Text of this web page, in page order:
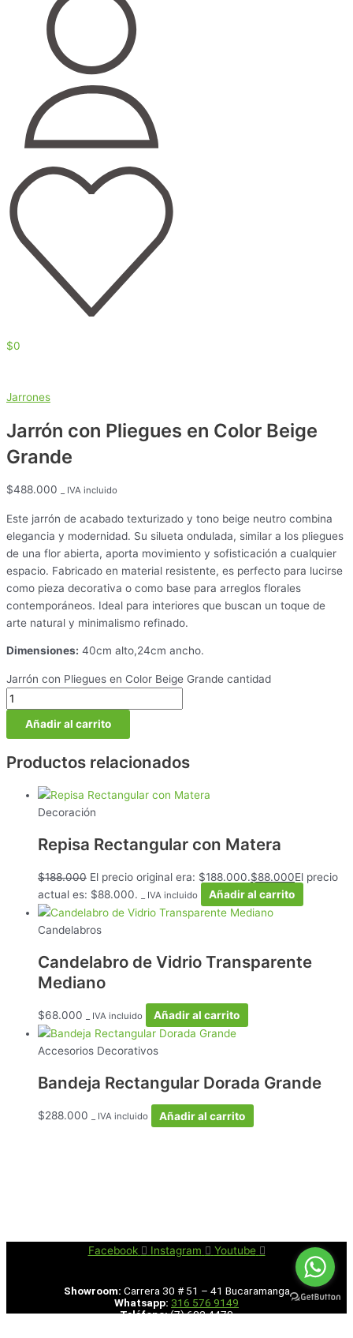
$0
Jarrones
Jarrón con Pliegues en Color Beige
Grande
$488.000 _ IVA incluido
Este jarrón de acabado texturizado y tono beige neutro combina
elegancia y modernidad. Su silueta ondulada, similar a los pliegues
de una flor abierta, aporta movimiento y sofisticación a cualquier
espacio. Fabricado en material resistente, es perfecto para lucirse
como pieza decorativa o como base para arreglos florales
contemporáneos. Ideal para interiores que buscan un toque de
arte natural y minimalismo refinado.
Dimensiones: 40cm alto,24cm ancho.
Jarrón con Pliegues en Color Beige Grande cantidad
Añadir al carrito
Productos relacionados
Decoración
Repisa Rectangular con Matera
$188.000 El precio original era: $188.000.$88.000El precio
actual es: $88.000.
_ IVA incluido Añadir al carrito
Candelabros
Candelabro de Vidrio Transparente
Mediano
$68.000 _ IVA incluido Añadir al carrito
Accesorios Decorativos
Bandeja Rectangular Dorada Grande
$288.000 _ IVA incluido Añadir al carrito
Facebook Instagram Youtube
Showroom: Carrera 30 # 51 – 41 Bucaramanga
Whatsapp: 316 576 9149
Teléfono:(7) 682 4478